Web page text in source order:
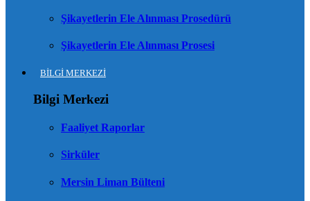
Şikayetlerin Ele Alınması Prosedürü
Şikayetlerin Ele Alınması Prosesi
BİLGİ MERKEZİ
Bilgi Merkezi
Faaliyet Raporlar
Sirküler
Mersin Liman Bülteni